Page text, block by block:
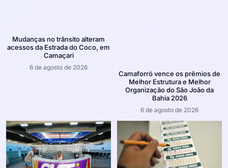
Mudanças no trânsito alteram
acessos da Estrada do Coco, em
Camaçari
6 de agosto de 2026
Camaforró vence os prêmios de
Melhor Estrutura e Melhor
Organização do São João da
Bahia 2026
6 de agosto de 2026